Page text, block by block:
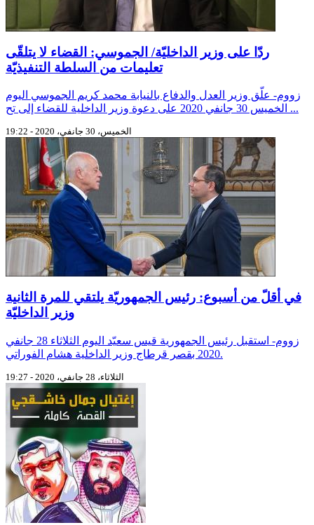
ردّا على وزير الداخليّة/ الجموسي: القضاء لا يتلقّى
تعليمات من السلطة التنفيذيّة
زووم- علّق وزير العدل والدفاع بالنيابة محمد كريم الجموسي اليوم
الخميس 30 جانفي 2020 على دعوة وزير الداخلية للقضاء إلى تح ...
الخميس، 30 جانفي، 2020 - 19:22
في أقلّ من أسبوع: رئيس الجمهوريّة يلتقي للمرة الثانية
وزير الداخليّة
زووم- استقبل رئيس الجمهورية قيس سعيّد اليوم الثلاثاء 28 جانفي
2020 بقصر قرطاج وزير الداخلية هشام الفوراتي.
الثلاثاء، 28 جانفي، 2020 - 19:27